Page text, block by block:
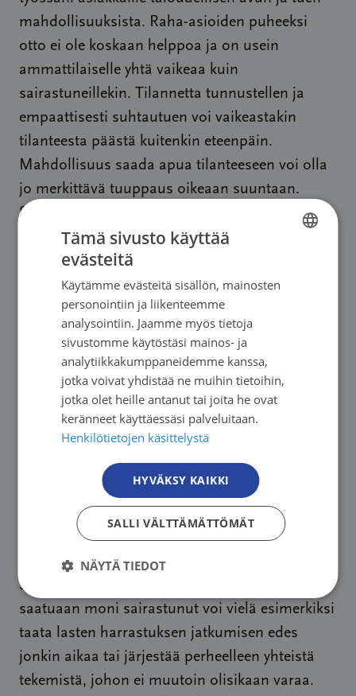
mahdollisuuksista. Raha-asioiden puheeksi
otto ei ole koskaan helppoa ja on usein
ammattilaiselle yhtä vaikeaa kuin
sairastuneillekin. Tilannetta tunnustellen ja
empaattisesti suhtautuen voi vaikeastakin
tilanteesta päästä kuitenkin eteenpäin.
Mahdollisuus saada apua tilanteeseen voi olla
jo merkittävä tuuppaus oikeaan suuntaan.
Syöpäjärjestöjen etuusneuvonnan palvelusta on
esimerkiksi helppo vinkata asiakkaan kanssa
jutellessa.
Häpeän kokemuksen vähentäminen onkin
sitten isompi haaste. Talousvaikeudet ovat
yksinkertaisimmillan haaste muiden syövän
aiheuttamien haasteiden joukossa. Ymmärrys
toivottavasti kasvaa vähitellen siitä, että
taloudellisista vaikeuksista kärsii yhä useampi
sairastunut ja tuen tarve syöpään sairastuneilla
on lopulta kokonaisvaltaista. Ratkomalla
talousvaikeuksia ja tarjoamalla tukea voidaan
edistää myös mielenterveyttä ja sairastuneen
jaksamista.
Syöpäsäätiön taloudellisen avustuksen
saatuaan moni sairastunut voi vielä esimerkiksi
taata lasten harrastuksen jatkumisen edes
jonkin aikaa tai järjestää perheelleen yhteistä
tekemistä, johon ei muutoin olisikaan varaa.
FINNISH
Tämä sivusto käyttää
evästeitä
Käytämme evästeitä sisällön, mainosten
personointiin ja liikenteemme
analysointiin. Jaamme myös tietoja
sivustomme käytöstäsi mainos- ja
analytiikkakumppaneidemme kanssa,
jotka voivat yhdistää ne muihin tietoihin,
jotka olet heille antanut tai joita he ovat
keränneet käyttäessäsi palveluitaan.
Henkilötietojen käsittelystä
HYVÄKSY KAIKKI
SALLI VÄLTTÄMÄTTÖMÄT
NÄYTÄ TIEDOT